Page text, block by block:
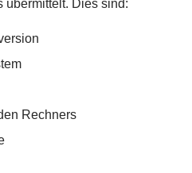
übermittelt. Dies sind:
Rechners